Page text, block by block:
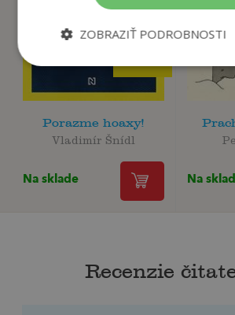
17,90€
Porazme hoaxy!
Vladimír Šnídl
Na sklade Na
Recenzie
ZOBRAZIŤ PODROBNOSTI